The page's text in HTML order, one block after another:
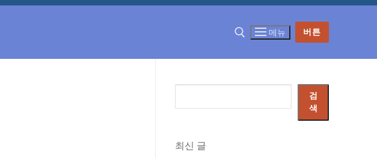
메뉴 버튼
색
검
색
최신 글